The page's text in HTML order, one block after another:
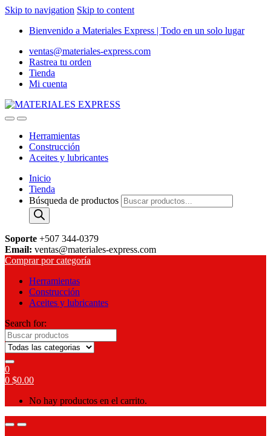
Skip to navigation Skip to content
Bienvenido a Materiales Express | Todo en un solo lugar
ventas@materiales-express.com
Rastrea tu orden
Tienda
Mi cuenta
Herramientas
Construcción
Aceites y lubricantes
Inicio
Tienda
Búsqueda de productos
Soporte +507 344-0379
Email: ventas@materiales-express.com
Comprar por categoría
Herramientas
Construcción
Aceites y lubricantes
Search for:
0
0 $0.00
No hay productos en el carrito.